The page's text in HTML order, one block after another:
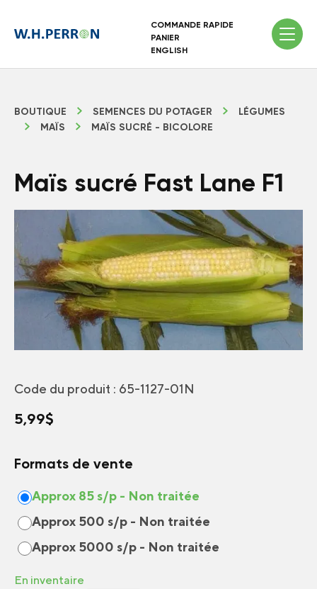
COMMANDE RAPIDE
PANIER
ENGLISH
BOUTIQUE SEMENCES DU POTAGER
LÉGUMES
MAÏS
MAÏS SUCRÉ - BICOLORE
Maïs sucré Fast Lane F1
Code du produit : 65-1127-01N
5,99$
Formats de vente
Approx 85 s/p - Non traitée
Approx 500 s/p - Non traitée
Approx 5000 s/p - Non traitée
En inventaire